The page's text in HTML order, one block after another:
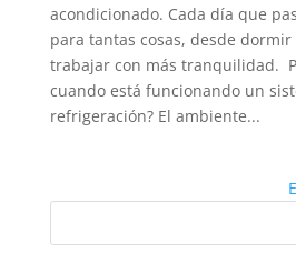
acondicionado. Cada día que
para tantas cosas, desde
trabajar con más tranquilidad.
cuando está funcionando un
refrigeración? El ambiente...